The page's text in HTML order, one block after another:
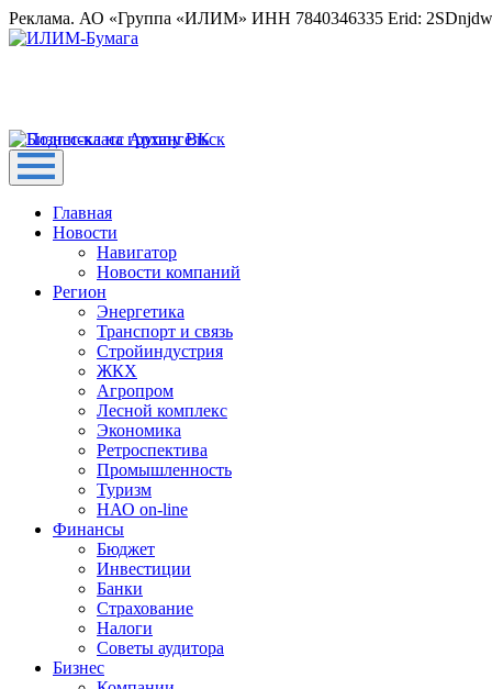
Реклама. АО «Группа «ИЛИМ» ИНН 7840346335 Erid:
Главная
Новости
Навигатор
Новости компаний
Регион
Энергетика
Транспорт и связь
Стройиндустрия
ЖКХ
Агропром
Лесной комплекс
Экономика
Ретроспектива
Промышленность
Туризм
НАО on-line
Финансы
Бюджет
Инвестиции
Банки
Страхование
Налоги
Советы аудитора
Бизнес